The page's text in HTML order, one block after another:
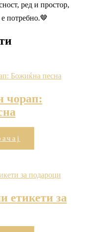
ред и простор,
потребно.🤎
чорап:
етикети за